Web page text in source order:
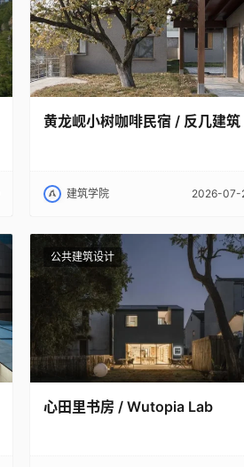
黄龙岘小树咖啡民宿 / 反几建筑
建筑学院 2026-07-
公共建筑设计
心田里书房 / Wutopia Lab